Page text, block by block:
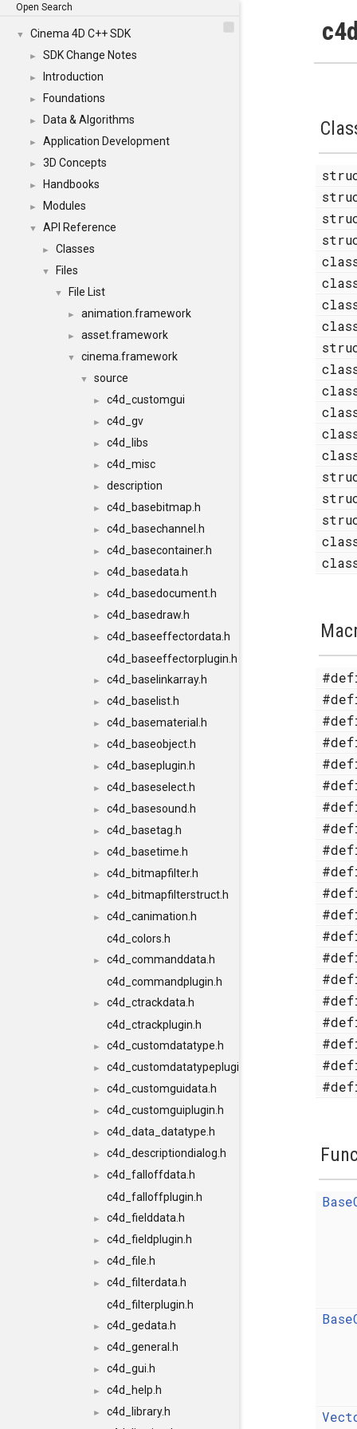
Open Search
▼ Cinema 4D C++ SDK
► SDK Change Notes
► Introduction
► Foundations
► Data & Algorithms
► Application Development
► 3D Concepts
► Handbooks
► Modules
▼ API Reference
► Classes
▼ Files
▼ File List
► animation.framework
► asset.framework
▼ cinema.framework
▼ source
► c4d_customgui
► c4d_gv
► c4d_libs
► c4d_misc
► description
► c4d_basebitmap.h
► c4d_basechannel.h
► c4d_basecontainer.h
► c4d_basedata.h
► c4d_basedocument.h
► c4d_basedraw.h
►
c4d_baseeffectordata.h
c4d_baseeffectorplugin.h
► c4d_baselinkarray.h
► c4d_baselist.h
► c4d_basematerial.h
► c4d_baseobject.h
► c4d_baseplugin.h
► c4d_baseselect.h
► c4d_basesound.h
► c4d_basetag.h
► c4d_basetime.h
► c4d_bitmapfilter.h
► c4d_bitmapfilterstruct.h
►
c4d_canimation.h
c4d_colors.h
►
c4d_commanddata.h
c4d_commandplugin.h
►
c4d_ctrackdata.h
c4d_ctrackplugin.h
► c4d_customdatatype.h
► c4d_customdatatypeplugin.h
► c4d_customguidata.h
► c4d_customguiplugin.h
► c4d_data_datatype.h
► c4d_descriptiondialog.h
►
c4d_falloffdata.h
c4d_falloffplugin.h
► c4d_fielddata.h
► c4d_fieldplugin.h
► c4d_file.h
►
c4d_filterdata.h
c4d_filterplugin.h
► c4d_gedata.h
► c4d_general.h
► c4d_gui.h
► c4d_help.h
►
c4d_library.h